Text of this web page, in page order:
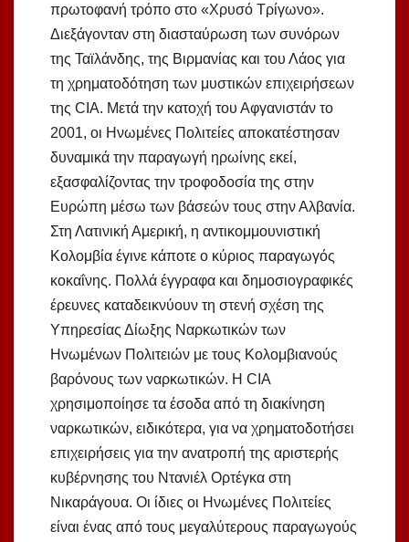
πρωτοφανή τρόπο στο «Χρυσό Τρίγωνο».
Διεξάγονταν στη διασταύρωση των συνόρων
της Ταϊλάνδης, της Βιρμανίας και του Λάος για
τη χρηματοδότηση των μυστικών επιχειρήσεων
της CIA. Μετά την κατοχή του Αφγανιστάν το
2001, οι Ηνωμένες Πολιτείες αποκατέστησαν
δυναμικά την παραγωγή ηρωίνης εκεί,
εξασφαλίζοντας την τροφοδοσία της στην
Ευρώπη μέσω των βάσεών τους στην Αλβανία.
Στη Λατινική Αμερική, η αντικομμουνιστική
Κολομβία έγινε κάποτε ο κύριος παραγωγός
κοκαΐνης. Πολλά έγγραφα και δημοσιογραφικές
έρευνες καταδεικνύουν τη στενή σχέση της
Υπηρεσίας Δίωξης Ναρκωτικών των
Ηνωμένων Πολιτειών με τους Κολομβιανούς
βαρόνους των ναρκωτικών. Η CIA
χρησιμοποίησε τα έσοδα από τη διακίνηση
ναρκωτικών, ειδικότερα, για να χρηματοδοτήσει
επιχειρήσεις για την ανατροπή της αριστερής
κυβέρνησης του Ντανιέλ Ορτέγκα στη
Νικαράγουα. Οι ίδιες οι Ηνωμένες Πολιτείες
είναι ένας από τους μεγαλύτερους παραγωγούς